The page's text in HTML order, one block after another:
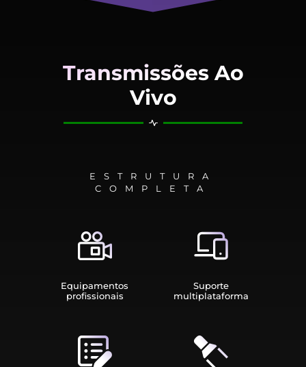
Transmissões Ao
Vivo
ESTRUTURA
COMPLETA
Equipamen­tos
profissionais
Suporte
multiplata­forma